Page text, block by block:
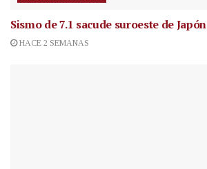
Sismo de 7.1 sacude suroeste de Japón
HACE 2 SEMANAS